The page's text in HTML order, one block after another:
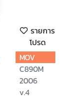
รายการ
โปรด
MOV
C890M
2006
v.4